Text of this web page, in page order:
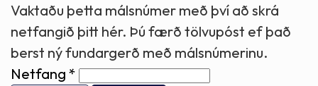
Leita
Vaktaðu þetta málsnúmer með því að skrá
netfangið þitt hér. Þú færð tölvupóst ef það
berst ný fundargerð með málsnúmerinu.
Netfang